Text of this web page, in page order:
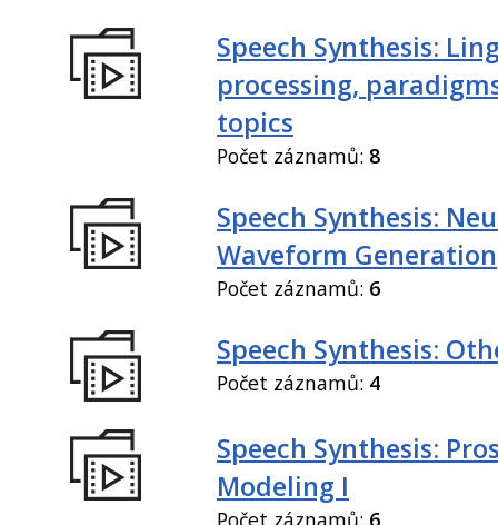
Speech Synthesis:
processing,
topics
Počet záznamů: 8
Speech Synthesis:
Waveform Generation
Počet záznamů: 6
Speech Synthesis:
Počet záznamů: 4
Speech Synthesis:
Modeling I
Počet záznamů: 6